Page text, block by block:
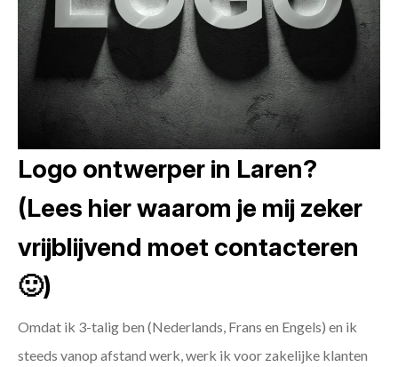
Logo ontwerper in Laren?
(Lees hier waarom je mij zeker
vrijblijvend moet contacteren
🙂)
Omdat ik 3-talig ben (Nederlands, Frans en Engels) en ik
steeds vanop afstand werk, werk ik voor zakelijke klanten